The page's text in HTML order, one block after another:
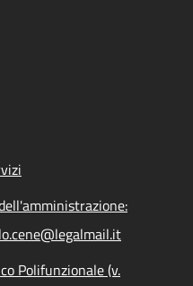
Polifunzionale (v.